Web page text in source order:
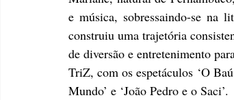
e música, sobressaindo-se na
construiu uma trajetória
de diversão e entretenimento
TriZ, com os espetáculos ‘O
Mundo’ e ‘João Pedro e o Saci’.